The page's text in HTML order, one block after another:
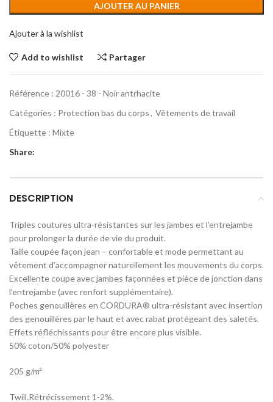
AJOUTER AU PANIER
Ajouter à la wishlist
Add to wishlist Partager
Référence : 20016 - 38 - Noir antrhacite
Catégories : Protection bas du corps, Vêtements de travail
Étiquette : Mixte
Share:
DESCRIPTION
Triples coutures ultra-résistantes sur les jambes et l’entrejambe
pour prolonger la durée de vie du produit.
Taille coupée façon jean – confortable et mode permettant au
vêtement d’accompagner naturellement les mouvements du corps.
Excellente coupe avec jambes façonnées et pièce de jonction dans
l’entrejambe (avec renfort supplémentaire).
Poches genouillères en CORDURA® ultra-résistant avec insertion
des genouillères par le haut et avec rabat protégeant des saletés.
Effets réfléchissants pour être encore plus visible.
50% coton/50% polyester
205 g/m²
Twill.Rétrécissement 1-2%.